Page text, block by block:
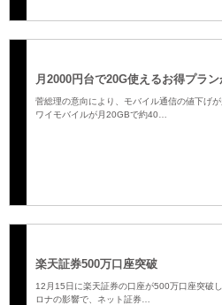
月2000円台で20G使えるお得プラ
菅総理の意向により、モバイル通信の値下げ
ワイモバイルが月20GBで約40…
楽天証券500万口座突破
12月15日に楽天証券の口座が500万口座突破
ロナの影響で、ネット証券…